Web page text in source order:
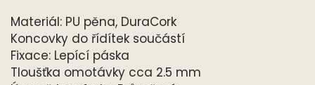
Materiál: PU pěna, DuraCork
Koncovky do řídítek součástí
Fixace: Lepící páska
Tloušťka omotávky cca 2.5 mm